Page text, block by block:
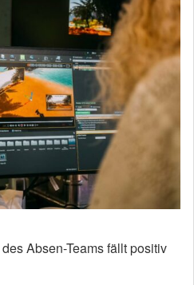
Absen-Teams fällt positiv